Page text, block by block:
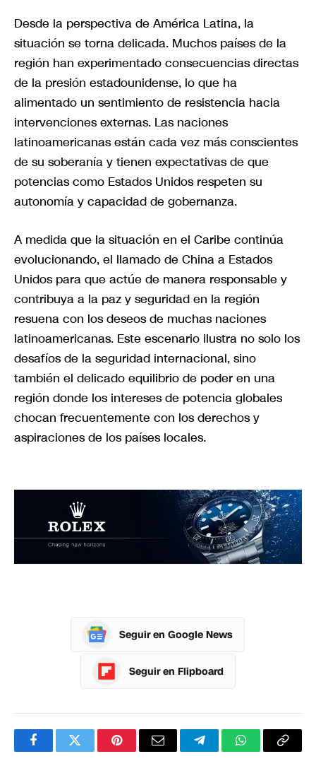
Desde la perspectiva de América Latina, la
situación se torna delicada. Muchos países de la
región han experimentado consecuencias directas
de la presión estadounidense, lo que ha
alimentado un sentimiento de resistencia hacia
intervenciones externas. Las naciones
latinoamericanas están cada vez más conscientes
de su soberanía y tienen expectativas de que
potencias como Estados Unidos respeten su
autonomía y capacidad de gobernanza.
A medida que la situación en el Caribe continúa
evolucionando, el llamado de China a Estados
Unidos para que actúe de manera responsable y
contribuya a la paz y seguridad en la región
resuena con los deseos de muchas naciones
latinoamericanas. Este escenario ilustra no solo los
desafíos de la seguridad internacional, sino
también el delicado equilibrio de poder en una
región donde los intereses de potencia globales
chocan frecuentemente con los derechos y
aspiraciones de los países locales.
Seguir en Google News
Seguir en Flipboard
FacebookTwitterPinterestCorreoTelegramWhatsApp